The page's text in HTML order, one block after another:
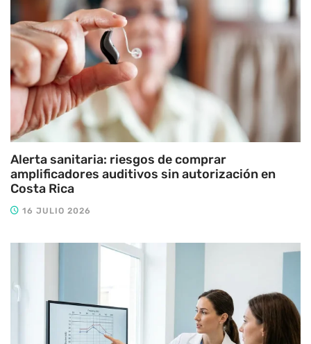
Alerta sanitaria: riesgos de comprar
amplificadores auditivos sin autorización en
Costa Rica
16 JULIO 2026